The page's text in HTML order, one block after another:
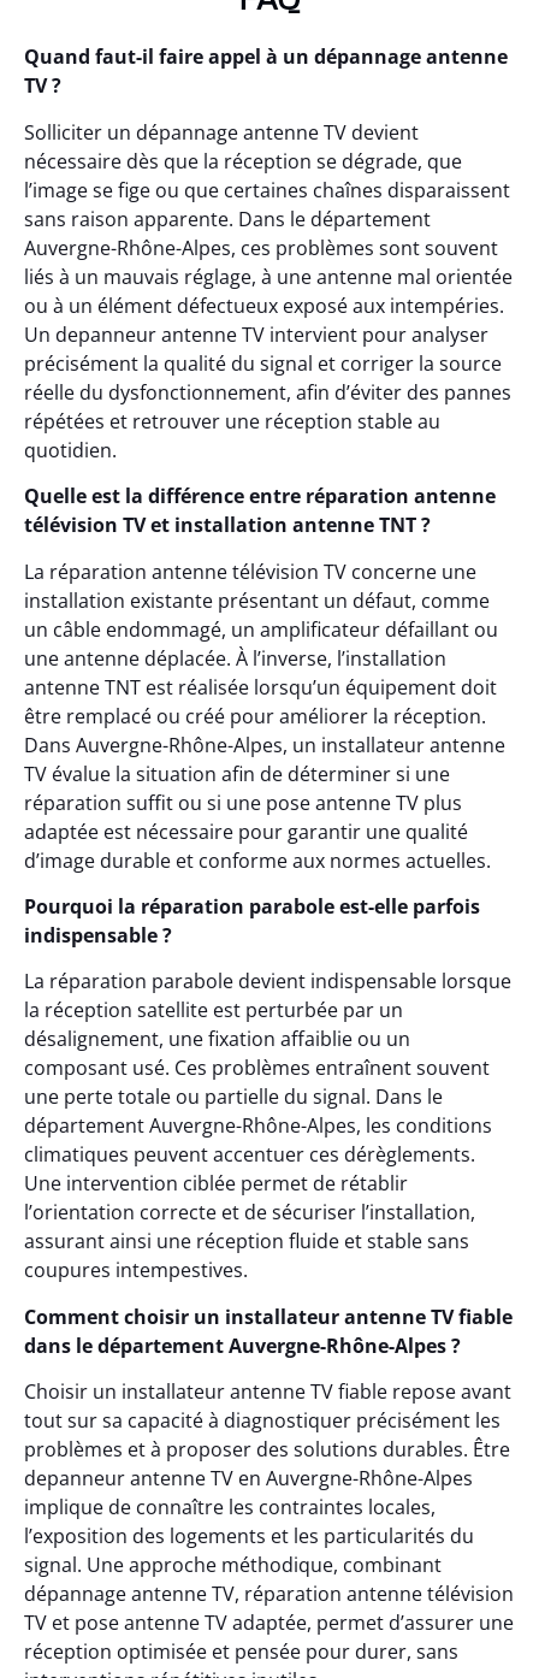
Quand faut-il faire appel à un dépannage antenne
TV ?
Solliciter un dépannage antenne TV devient
nécessaire dès que la réception se dégrade, que
l’image se fige ou que certaines chaînes disparaissent
sans raison apparente. Dans le département
Auvergne-Rhône-Alpes, ces problèmes sont souvent
liés à un mauvais réglage, à une antenne mal orientée
ou à un élément défectueux exposé aux intempéries.
Un depanneur antenne TV intervient pour analyser
précisément la qualité du signal et corriger la source
réelle du dysfonctionnement, afin d’éviter des pannes
répétées et retrouver une réception stable au
quotidien.
Quelle est la différence entre réparation antenne
télévision TV et installation antenne TNT ?
La réparation antenne télévision TV concerne une
installation existante présentant un défaut, comme
un câble endommagé, un amplificateur défaillant ou
une antenne déplacée. À l’inverse, l’installation
antenne TNT est réalisée lorsqu’un équipement doit
être remplacé ou créé pour améliorer la réception.
Dans Auvergne-Rhône-Alpes, un installateur antenne
TV évalue la situation afin de déterminer si une
réparation suffit ou si une pose antenne TV plus
adaptée est nécessaire pour garantir une qualité
d’image durable et conforme aux normes actuelles.
Pourquoi la réparation parabole est-elle parfois
indispensable ?
La réparation parabole devient indispensable lorsque
la réception satellite est perturbée par un
désalignement, une fixation affaiblie ou un
composant usé. Ces problèmes entraînent souvent
une perte totale ou partielle du signal. Dans le
département Auvergne-Rhône-Alpes, les conditions
climatiques peuvent accentuer ces dérèglements.
Une intervention ciblée permet de rétablir
l’orientation correcte et de sécuriser l’installation,
assurant ainsi une réception fluide et stable sans
coupures intempestives.
Comment choisir un installateur antenne TV fiable
dans le département Auvergne-Rhône-Alpes ?
Choisir un installateur antenne TV fiable repose avant
tout sur sa capacité à diagnostiquer précisément les
problèmes et à proposer des solutions durables. Être
depanneur antenne TV en Auvergne-Rhône-Alpes
implique de connaître les contraintes locales,
l’exposition des logements et les particularités du
signal. Une approche méthodique, combinant
dépannage antenne TV, réparation antenne télévision
TV et pose antenne TV adaptée, permet d’assurer une
réception optimisée et pensée pour durer, sans